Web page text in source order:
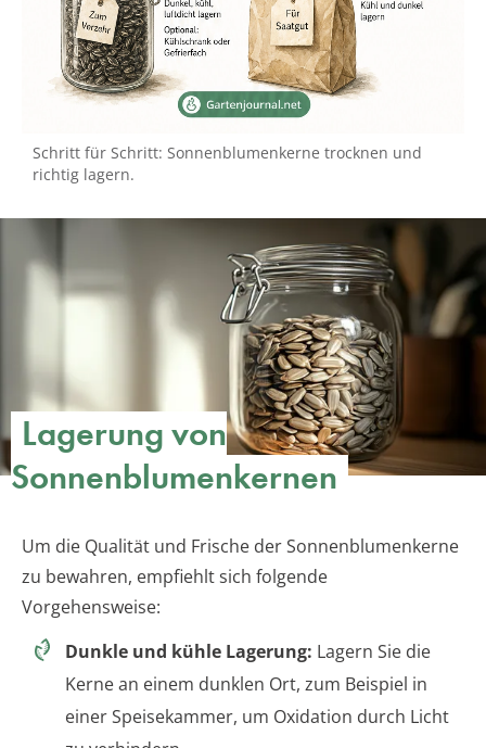
Schritt für Schritt: Sonnenblumenkerne trocknen und
richtig lagern.
Lagerung von
Sonnenblumenkernen
Um die Qualität und Frische der Sonnenblumenkerne
zu bewahren, empfiehlt sich folgende
Vorgehensweise:
Dunkle und kühle Lagerung: Lagern Sie die
Kerne an einem dunklen Ort, zum Beispiel in
einer Speisekammer, um Oxidation durch Licht